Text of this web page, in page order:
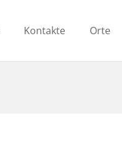
Kontakte Orte